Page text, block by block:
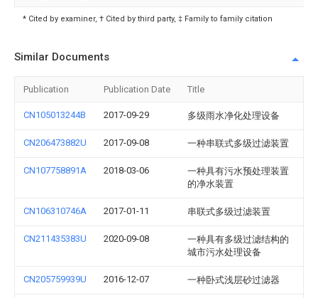
* Cited by examiner, † Cited by third party, ‡ Family to family citation
Similar Documents
Publication Publication Date Title
CN105013244B 2017-09-29 多级雨水净化处理设备
CN206473882U 2017-09-08 一种串联式多级过滤装置
CN107758891A 2018-03-06
一种具有污水预处理装置
的净水装置
CN106310746A 2017-01-11 串联式多级过滤装置
CN211435383U 2020-09-08
一种具有多级过滤结构的
城市污水处理设备
CN205759939U 2016-12-07 一种卧式浅层砂过滤器